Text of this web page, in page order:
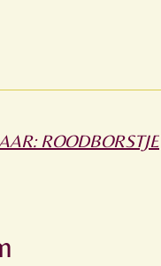
ROODBORSTJE